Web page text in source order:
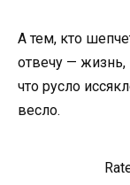
А тем, кто
отвечу — жизнь,
что русло
весло.